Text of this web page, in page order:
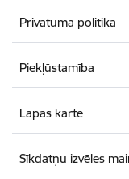
Privātuma politika
Piekļūstamība
Lapas karte
Sīkdatņu izvēles